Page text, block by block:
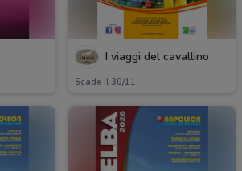
I viaggi del cavallino
Scade il 30/11